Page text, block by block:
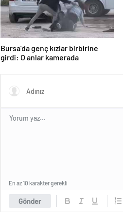
Bursa’da genç kızlar birbirine
girdi: O anlar kamerada
Gönder
En az 10 karakter gerekli